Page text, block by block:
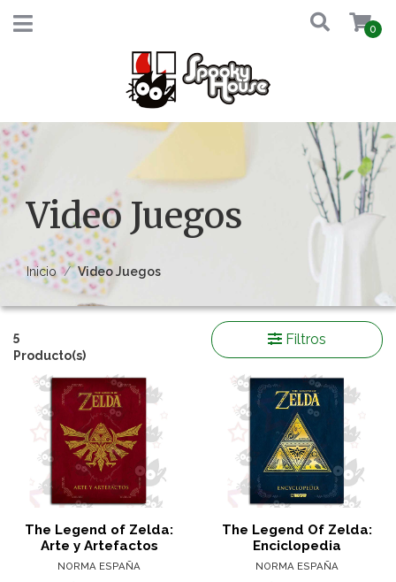
0
Video Juegos
Inicio Video Juegos
5
Producto(s)
Filtros
The Legend of Zelda:
Arte y Artefactos
NORMA ESPAÑA
The Legend Of Zelda:
Enciclopedia
NORMA ESPAÑA